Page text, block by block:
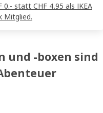
0.- statt CHF 4.95 als IKEA
Mitglied.
und -boxen sind
oder Bücher: In IKEA
wichtig sind. Bei uns findest